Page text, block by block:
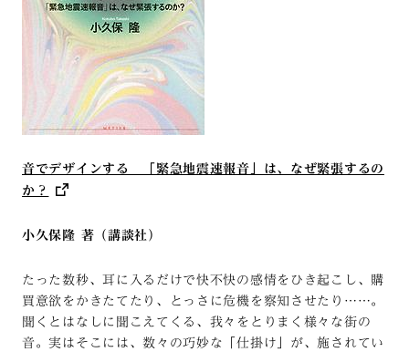
音でデザインする 「緊急地震速報音」は、なぜ緊張するの
か？
小久保隆 著（講談社）
たった数秒、耳に入るだけで快不快の感情をひき起こし、購
買意欲をかきたてたり、とっさに危機を察知させたり……。
聞くとはなしに聞こえてくる、我々をとりまく様々な街の
音。実はそこには、数々の巧妙な「仕掛け」が、施されてい